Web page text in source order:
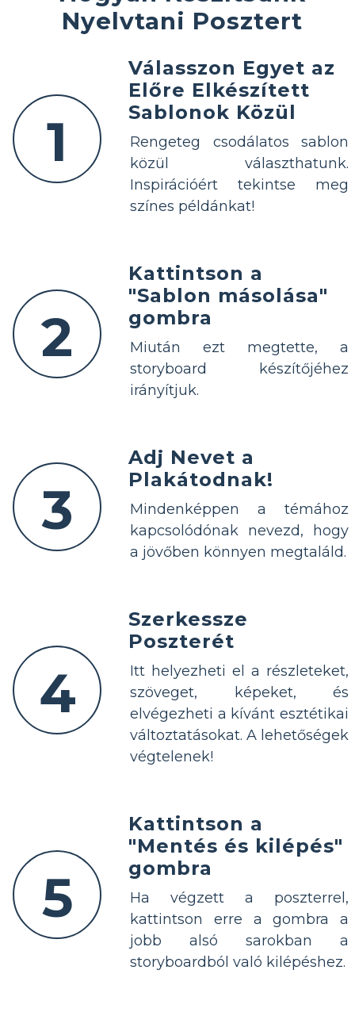
Nyelvtani Posztert
1
Válasszon Egyet az
Előre Elkészített
Sablonok Közül
Rengeteg csodálatos sablon
közül választhatunk.
Inspirációért tekintse meg
színes példánkat!
2
Kattintson a
"Sablon másolása"
gombra
Miután ezt megtette, a
storyboard készítőjéhez
irányítjuk.
3
Adj Nevet a
Plakátodnak!
Mindenképpen a témához
kapcsolódónak nevezd, hogy
a jövőben könnyen megtaláld.
4
Szerkessze
Poszterét
Itt helyezheti el a részleteket,
szöveget, képeket, és
elvégezheti a kívánt esztétikai
változtatásokat. A lehetőségek
végtelenek!
5
Kattintson a
"Mentés és kilépés"
gombra
Ha végzett a poszterrel,
kattintson erre a gombra a
jobb alsó sarokban a
storyboardból való kilépéshez.